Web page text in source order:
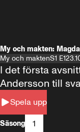
My och makten:
My och maktenS1 E1
Spela upp
I det första
Andersson till
Säsong 1